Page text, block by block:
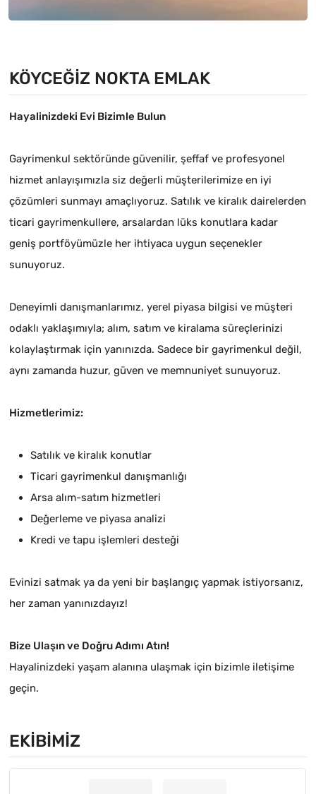
KÖYCEĞIZ NOKTA EMLAK
Hayalinizdeki Evi Bizimle Bulun
Gayrimenkul sektöründe güvenilir, şeffaf ve profesyonel
hizmet anlayışımızla siz değerli müşterilerimize en iyi
çözümleri sunmayı amaçlıyoruz. Satılık ve kiralık dairelerden
ticari gayrimenkullere, arsalardan lüks konutlara kadar
geniş portföyümüzle her ihtiyaca uygun seçenekler
sunuyoruz.
Deneyimli danışmanlarımız, yerel piyasa bilgisi ve müşteri
odaklı yaklaşımıyla; alım, satım ve kiralama süreçlerinizi
kolaylaştırmak için yanınızda. Sadece bir gayrimenkul değil,
aynı zamanda huzur, güven ve memnuniyet sunuyoruz.
Hizmetlerimiz:
Satılık ve kiralık konutlar
Ticari gayrimenkul danışmanlığı
Arsa alım-satım hizmetleri
Değerleme ve piyasa analizi
Kredi ve tapu işlemleri desteği
Evinizi satmak ya da yeni bir başlangıç yapmak istiyorsanız,
her zaman yanınızdayız!
Bize Ulaşın ve Doğru Adımı Atın!
Hayalinizdeki yaşam alanına ulaşmak için bizimle iletişime
geçin.
EKIBIMIZ